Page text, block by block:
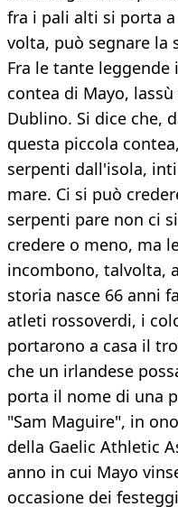
fra i pali alti si porta
volta, può segnare la
Fra le tante leggende
contea di Mayo,
Dublino. Si dice che,
questa piccola
serpenti dall'isola,
mare. Ci si può
serpenti pare non ci
credere o meno, ma
incombono, talvolta,
storia nasce 66 anni
atleti rossoverdi, i
portarono a casa il
che un irlandese
porta il nome di una
"Sam Maguire", in
della Gaelic Athletic
anno in cui Mayo
occasione dei